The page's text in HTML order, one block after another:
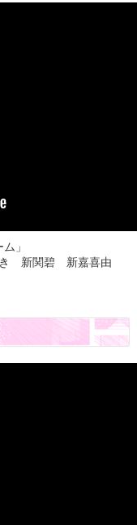
ム」
き 新関碧 新嘉喜由